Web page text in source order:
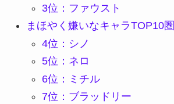
3位：ファウスト
まほやく嫌いなキャラTOP10
4位：シノ
5位：ネロ
6位：ミチル
7位：ブラッドリー